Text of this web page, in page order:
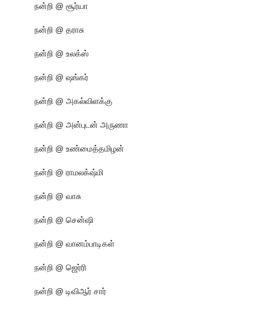
நன்றி @ சூர்யா
நன்றி @ தராசு
நன்றி @ உலக்ஸ்
நன்றி @ ஷங்கர்
நன்றி @ அகல்விளக்கு
நன்றி @ அன்புடன் அருணா
நன்றி @ உண்மைத்தமிழன்
நன்றி @ ராமலக்‌ஷ்மி
நன்றி @ வாசு
நன்றி @ சென்ஷி
நன்றி @ வானம்பாடிகள்
நன்றி @ ஜெர்ரி
நன்றி @ டிவிஆர் சார்